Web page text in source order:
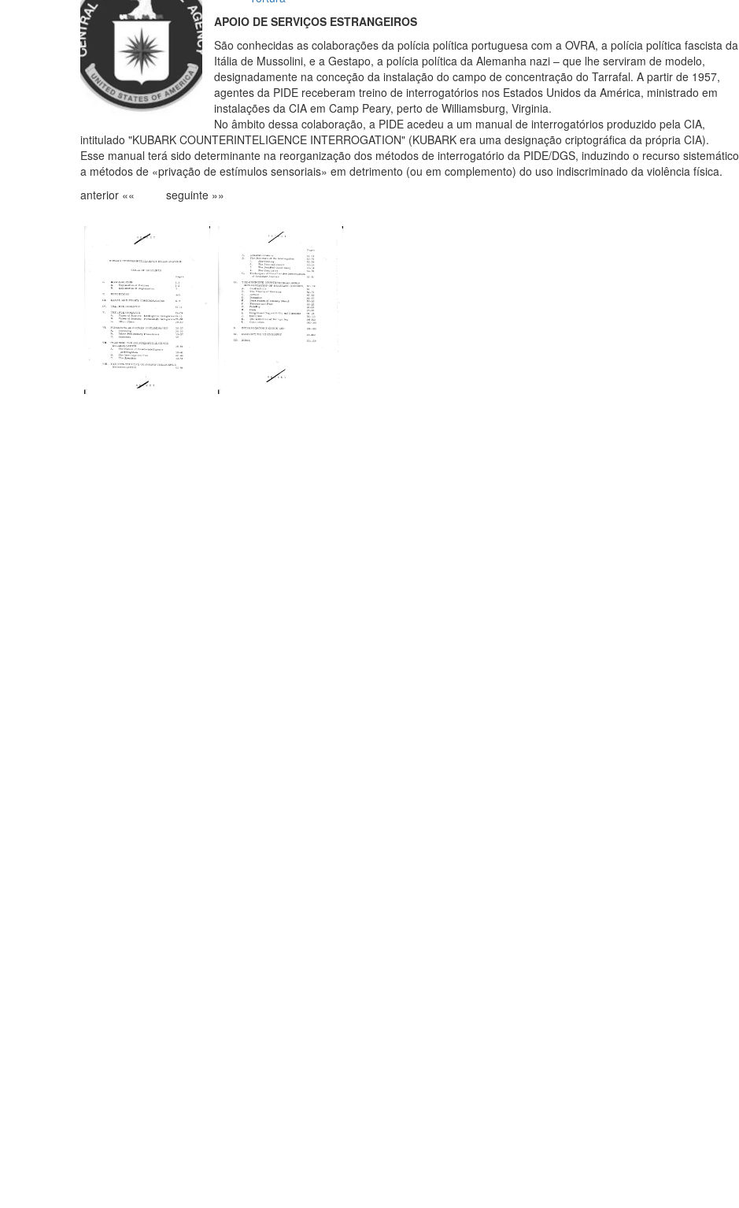
APOIO DE SERVIÇOS ESTRANGEIROS
São conhecidas as colaborações da polícia política portuguesa com a OVRA, a polícia política fascista da
Itália de Mussolini, e a Gestapo, a polícia política da Alemanha nazi – que lhe serviram de modelo,
designadamente na conceção da instalação do campo de concentração do Tarrafal. A partir de 1957,
agentes da PIDE receberam treino de interrogatórios nos Estados Unidos da América, ministrado em
instalações da CIA em Camp Peary, perto de Williamsburg, Virginia.
No âmbito dessa colaboração, a PIDE acedeu a um manual de interrogatórios produzido pela CIA,
intitulado "KUBARK COUNTERINTELIGENCE INTERROGATION" (KUBARK era uma designação criptográfica da própria CIA).
Esse manual terá sido determinante na reorganização dos métodos de interrogatório da PIDE/DGS, induzindo o recurso sistemático
a métodos de «privação de estímulos sensoriais» em detrimento (ou em complemento) do uso indiscriminado da violência física.
anterior «« seguinte »»